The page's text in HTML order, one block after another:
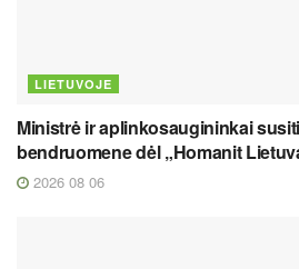
LIETUVOJE
Ministrė ir aplinkosaugininkai
bendruomene dėl „Homanit
2026 08 06